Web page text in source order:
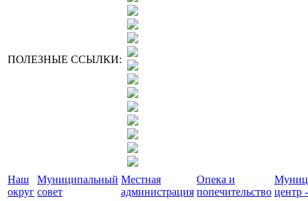
ПОЛЕЗНЫЕ ССЫЛКИ:
Наш
округ
Муниципальный
совет
Местная
администрация
Опека и
попечительство центр